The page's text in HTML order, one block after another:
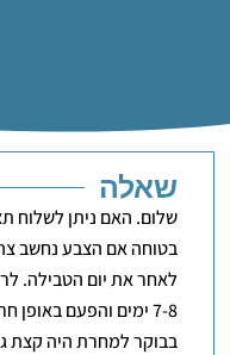
שאלה
שלום. האם ניתן לשלוח
בטוחה אם הצבע נחשב
לאחר את יום הטבילה.
בבוקר למחרת היה קצת